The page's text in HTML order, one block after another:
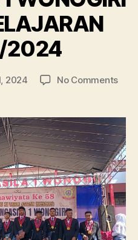
2024
2024 No Comments